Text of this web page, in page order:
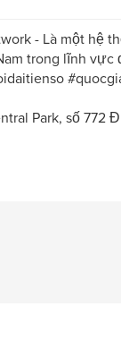
- Là một hệ
trong lĩnh
Park, số 772